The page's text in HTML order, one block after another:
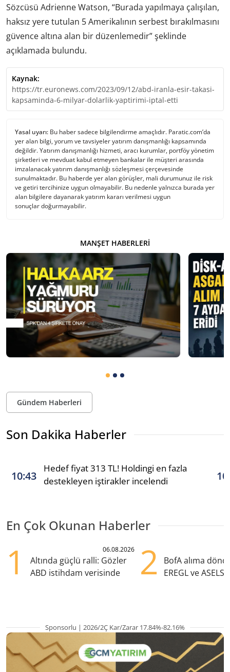
Sözcüsü Adrienne Watson, “Burada yapılmaya çalışılan,
haksız yere tutulan 5 Amerikalının serbest bırakılmasını
güvence altına alan bir düzenlemedir” şeklinde
açıklamada bulundu.
Kaynak:
https://tr.euronews.com/2023/09/12/abd-iranla-esir-takasi-
kapsaminda-6-milyar-dolarlik-yaptirimi-iptal-etti
Yasal uyarı: Bu haber sadece bilgilendirme amaçlıdır. Paratic.com’da
yer alan bilgi, yorum ve tavsiyeler yatırım danışmanlığı kapsamında
değildir. Yatırım danışmanlığı hizmeti, aracı kurumlar, portföy yönetim
şirketleri ve mevduat kabul etmeyen bankalar ile müşteri arasında
imzalanacak yatırım danışmanlığı sözleşmesi çerçevesinde
sunulmaktadır. Bu haberde yer alan görüşler, mali durumunuz ile risk
ve getiri tercihinize uygun olmayabilir. Bu nedenle yalnızca burada yer
alan bilgilere dayanarak yatırım kararı verilmesi uygun
sonuçlar doğurmayabilir.
MANŞET HABERLERI
Gündem Haberleri
Son Dakika Haberler
10:43
Hedef fiyat 313 TL! Holdingi en fazla
destekleyen iştirakler incelendi
En Çok Okunan Haberler
1 06.08.2026
Altında güçlü ralli: Gözler
ABD istihdam verisinde
2
BofA alıma
EREGL ve ASELS
Sponsorlu | 2026/2Ç Kar/Zarar 17.84%-82.16%